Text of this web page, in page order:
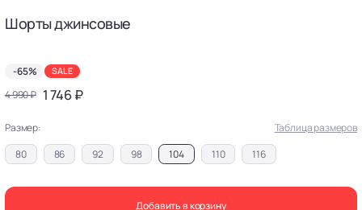
Шорты джинсовые
-65% SALE
4 990 ₽ 1 746 ₽
Размер:
Таблица размеров
80
86 92 98 104 110 116
Добавить в корзину